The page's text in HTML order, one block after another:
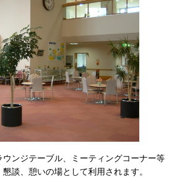
ウンジテーブル、ミーティングコーナー等
談、憩いの場として利用されます。